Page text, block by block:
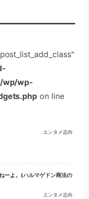
wp/wp-
on line
エンタメ志向
ーよ。(ハルマゲドン商法の
エンタメ志向